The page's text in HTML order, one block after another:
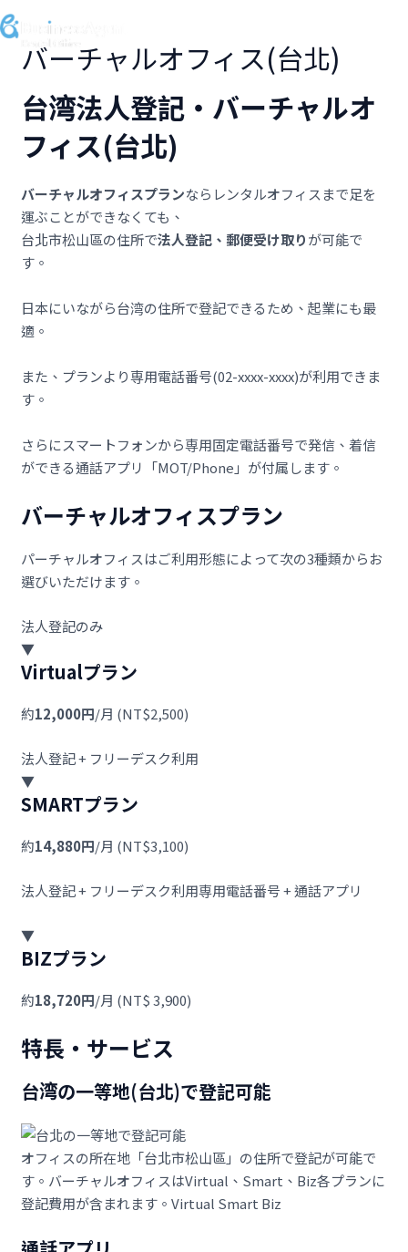
跳
至
バーチャルオフィス(台北)
台湾法人登記・バーチャルオ
フィス(台北)
バーチャルオフィスプランならレンタルオフィスまで足を
運ぶことができなくても、
台北市松山區の住所で法人登記、郵便受け取りが可能で
す。
日本にいながら台湾の住所で登記できるため、起業にも最
適。
また、プランより専用電話番号(02-xxxx-xxxx)が利用できま
す。
さらにスマートフォンから専用固定電話番号で発信、着信
ができる通話アプリ「MOT/Phone」が付属します。
バーチャルオフィスプラン
パーチャルオフィスはご利用形態によって次の3種類からお
選びいただけます。
法人登記のみ
▼
Virtualプラン
約12,000円/月 (NT$2,500)
法人登記 + フリーデスク利用
▼
SMARTプラン
約14,880円/月 (NT$3,100)
法人登記 + フリーデスク利用専用電話番号 + 通話アプリ
▼
BIZプラン
約18,720円/月 (NT$ 3,900)
特長・サービス
台湾の一等地(台北)で登記可能
オフィスの所在地「台北市松山區」の住所で登記が可能で
す。バーチャルオフィスはVirtual、Smart、Biz各プランに
登記費用が含まれます。Virtual Smart Biz